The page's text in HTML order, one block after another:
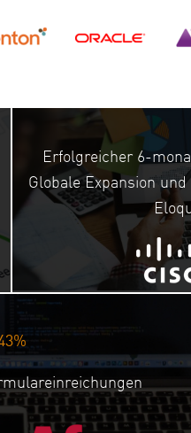
Erfolgreicher 6-
Globale Expansion